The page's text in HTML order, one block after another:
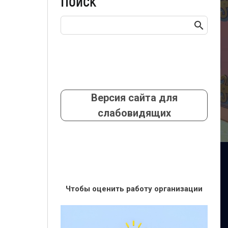
Версия сайта для
слабовидящих
Чтобы оценить работу организации